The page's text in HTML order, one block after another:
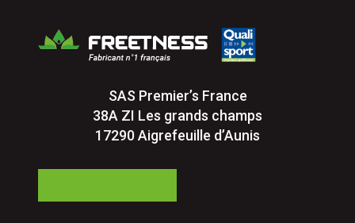
SAS Premier’s France
38A ZI Les grands champs
17290 Aigrefeuille d’Aunis